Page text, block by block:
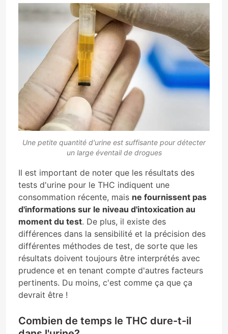
Une petite quantité d'urine est suffisante pour détecter
un large éventail de drogues
Il est important de noter que les résultats des
tests d'urine pour le THC indiquent une
consommation récente, mais ne fournissent pas
d'informations sur le niveau d'intoxication au
moment du test. De plus, il existe des
différences dans la sensibilité et la précision des
différentes méthodes de test, de sorte que les
résultats doivent toujours être interprétés avec
prudence et en tenant compte d'autres facteurs
pertinents. Du moins, c'est comme ça que ça
devrait être !
Combien de temps le THC dure-t-il